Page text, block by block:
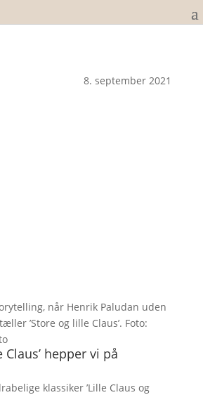
8. september 2021
når Henrik Paludan uden
’Store og lille Claus’. Foto:
Claus’ hepper vi på
klassiker ’Lille Claus og